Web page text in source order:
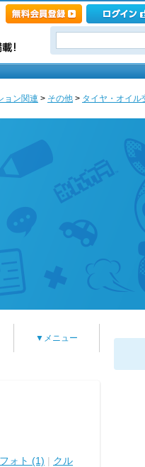
ョン関連 > その他 > タイヤ・オイル
▼メニュー
フォト (1) | クル